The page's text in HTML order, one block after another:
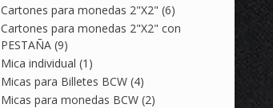
Cartones para monedas 2"X2" (6)
Cartones para monedas 2"X2" con
PESTAÑA (9)
Mica individual (1)
Micas para Billetes BCW (4)
Micas para monedas BCW (2)